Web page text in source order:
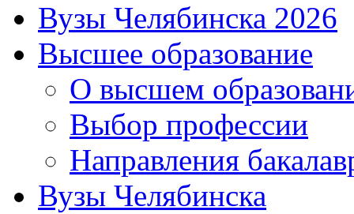
Вузы Челябинска 2026
Высшее образование
О высшем
Выбор профессии
Направления
Вузы Челябинска